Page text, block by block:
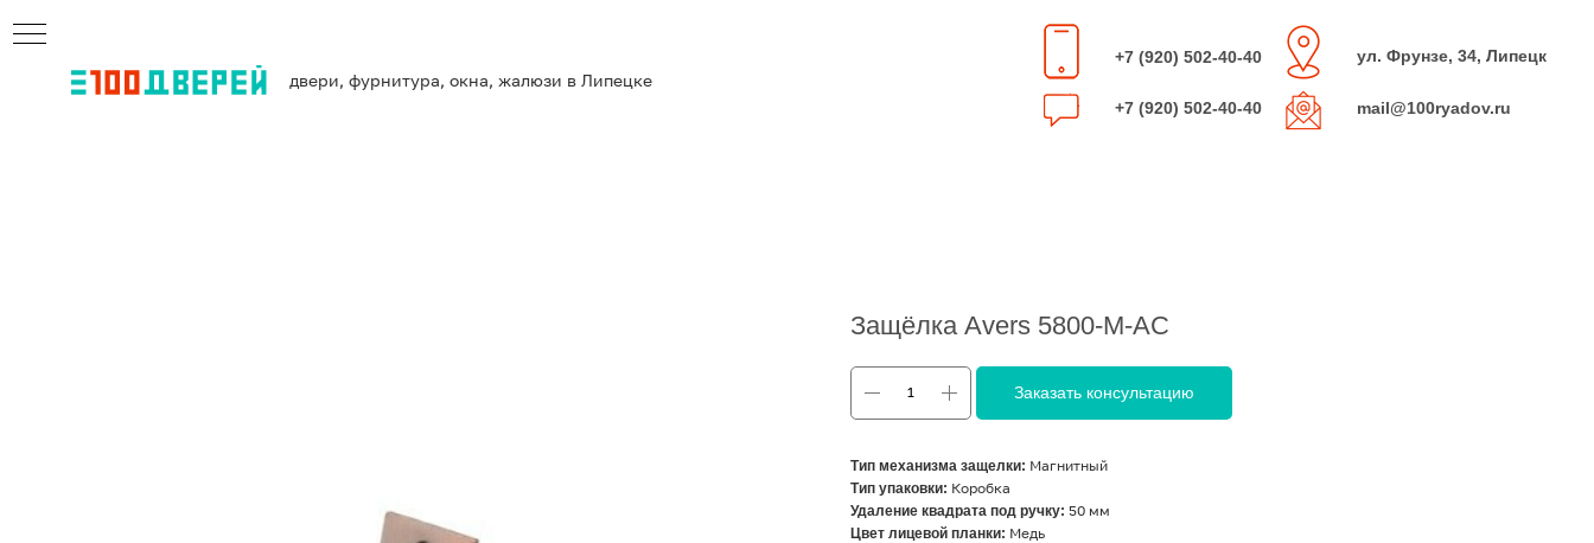
двери, фурнитура, окна, жалюзи в Липецке
+7 (920) 502-40-40
+7 (920) 502-40-40
ул. Фрунзе, 34, Липецк
mail@100ryadov.ru
Защёлка Avers 5800-M-AC
Заказать консультацию
Тип механизма защелки: Магнитный
Тип упаковки: Коробка
Удаление квадрата под ручку: 50 мм
Цвет лицевой планки: Медь